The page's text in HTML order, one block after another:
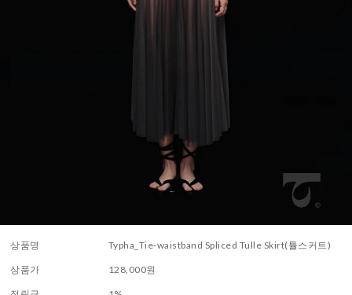
상품명 Typha_Tie-waistband Spliced Tulle Skirt(튤스커트)
상품가 128,000원